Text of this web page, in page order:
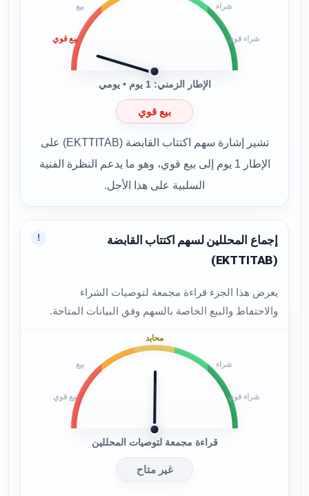
بيع قوي
بيع شراء
شراء قوي
الإطار الزمني: 1 يوم • يومي
بيع قوي
تشير إشارة سهم اكتتاب القابضة (EKTTITAB) على
الإطار 1 يوم إلى بيع قوي، وهو ما يدعم النظرة الفنية
السلبية على هذا الأجل.
إجماع المحللين لسهم اكتتاب القابضة
(EKTTITAB)
يعرض هذا الجزء قراءة مجمعة لتوصيات الشراء
والاحتفاظ والبيع الخاصة بالسهم وفق البيانات المتاحة.
!
بيع قوي
بيع
محايد
شراء
شراء قوي
قراءة مجمعة لتوصيات المحللين
غير متاح